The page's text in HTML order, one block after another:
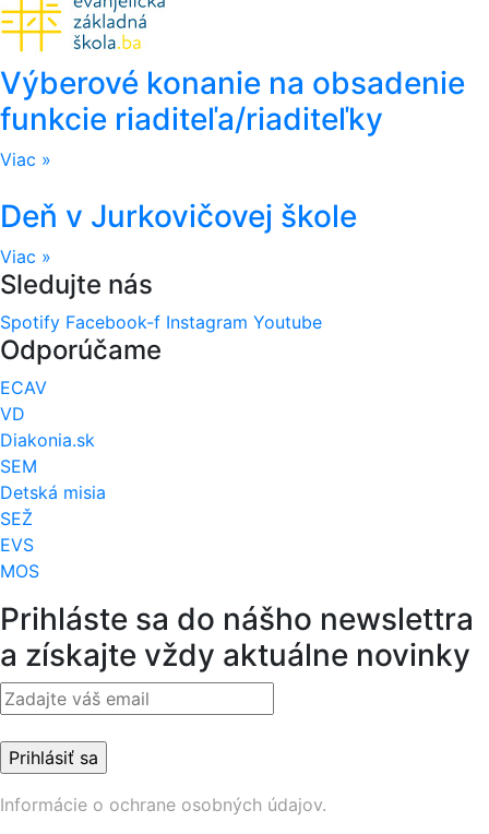
Výberové konanie na obsadenie
funkcie riaditeľa/riaditeľky
Viac »
Deň v Jurkovičovej škole
Viac »
Sledujte nás
Spotify Facebook-f Instagram Youtube
Odporúčame
ECAV
VD
Diakonia.sk
SEM
Detská misia
SEŽ
EVS
MOS
Prihláste sa do nášho newslettra
a získajte vždy aktuálne novinky
Informácie o ochrane osobných údajov.